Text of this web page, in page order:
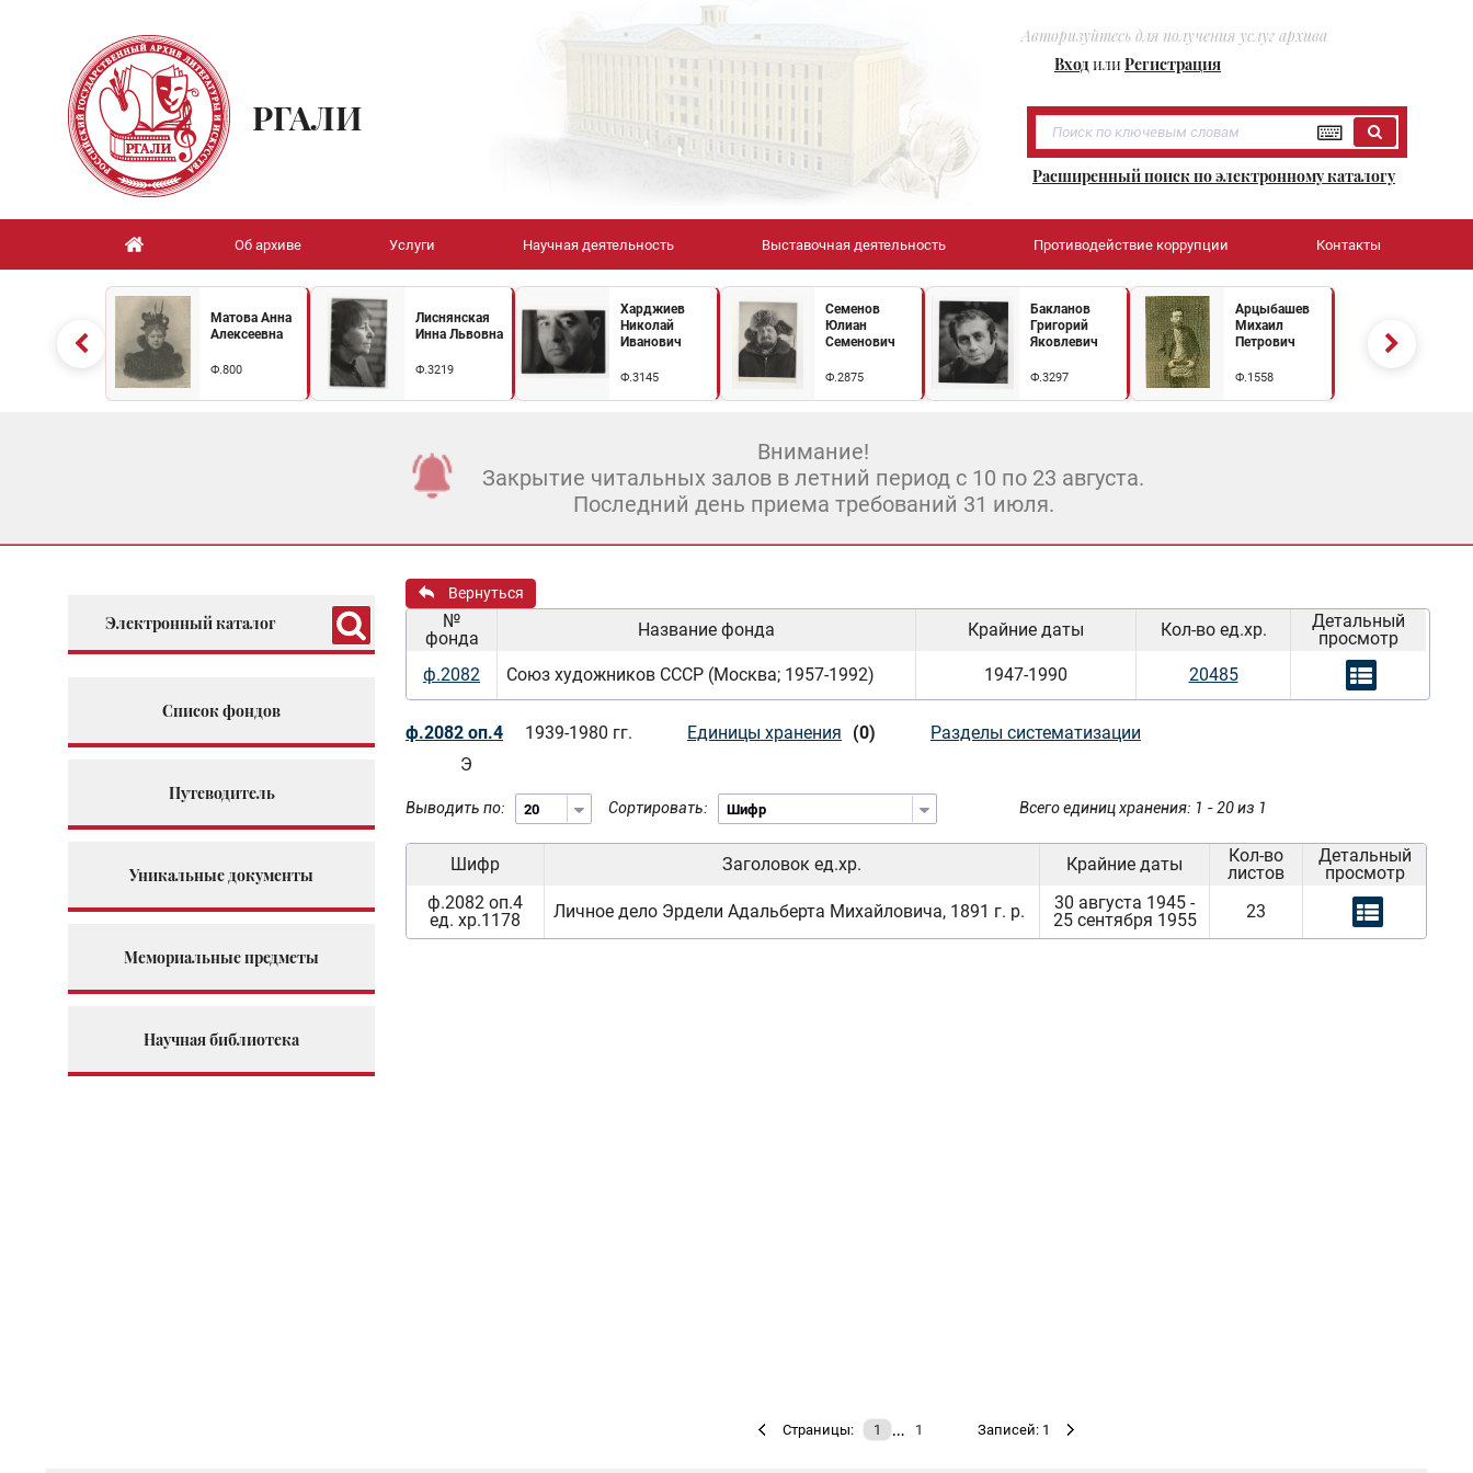
Авторизуйтесь для получения услуг архива
ВходилиРегистрация
РГАЛИ
Расширенный поиск по электронному каталогу
Об архиве Услуги Научная деятельность Выставочная деятельность Противодействие коррупции Контакты
Матова Анна
Алексеевна
Ф.800
Лиснянская
Инна Львовна
Ф.3219
Харджиев
Николай
Иванович
Ф.3145
Семенов
Юлиан
Семенович
Ф.2875
Бакланов
Григорий
Яковлевич
Ф.3297
Арцыбашев
Михаил
Петрович
Ф.1558
Внимание!
Закрытие читальных залов в летний период с 10 по 23 августа.
Последний день приема требований 31 июля.
Электронный каталог
Список фондов
Путеводитель
Уникальные документы
Мемориальные предметы
Научная библиотека
Вернуться
№
фонда
Название фонда Крайние даты Кол-во ед.хр.
Детальный
просмотр
ф.2082
Союз художников СССР (Москва; 1957-1992) 1947-1990 20485
ф.2082 оп.4 1939-1980 гг. Единицы хранения (0)
Разделы систематизации
Э
Выводить по: Сортировать: Всего единиц хранения: 1 - 20 из 1
Шифр Заголовок ед.хр. Крайние даты
Кол-во
листов
Детальный
просмотр
ф.2082 оп.4
ед. хр.1178
Личное дело Эрдели Адальберта Михайловича, 1891 г. р.
30 августа 1945 -
25 сентября 1955
23
Страницы: 1 … 1 Записей: 1